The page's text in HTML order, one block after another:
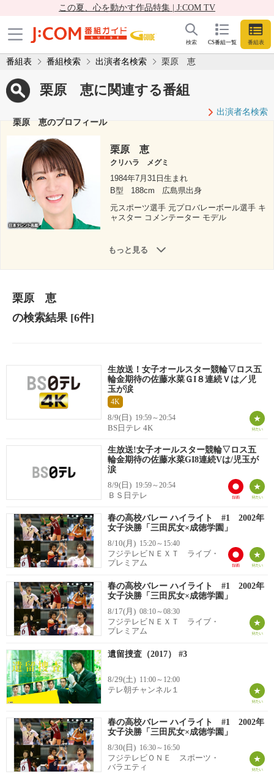
この夏、心を動かす作品特集 | J:COM TV
CS番組一覧 番組表
検索
番組表 番組検索 出演者名検索 栗原 恵
栗原 恵に関連する番組
出演者名検索
栗原 恵のプロフィール
栗原 恵
クリハラ メグミ
1984年7月31日生まれ
B型
188cm
広島県出身
元スポーツ選手 元プロバレーボール選手 キ
ャスター コメンテーター モデル
もっと見る
栗原 恵
の検索結果[6件]
生放送！女子オールスター競輪▽ロス五
輪金期待の佐藤水菜ＧI８連続Ｖは／児
玉が涙
4K
8/9(日) 19:59～20:54
BS日テレ 4K
生放送!女子オールスター競輪▽ロス五
輪金期待の佐藤水菜GI8連続Vは/児玉が
涙
8/9(日) 19:59～20:54
ＢＳ日テレ
春の高校バレー ハイライト #1 2002年
女子決勝「三田尻女×成徳学園」
8/10(月) 15:20～15:40
フジテレビＮＥＸＴ ライブ・
プレミアム
春の高校バレー ハイライト #1 2002年
女子決勝「三田尻女×成徳学園」
8/17(月) 08:10～08:30
フジテレビＮＥＸＴ ライブ・
プレミアム
遺留捜査（2017） #3
8/29(土) 11:00～12:00
テレ朝チャンネル１
春の高校バレー ハイライト #1 2002年
女子決勝「三田尻女×成徳学園」
8/30(日) 16:30～16:50
フジテレビＯＮＥ スポーツ・
バラエティ